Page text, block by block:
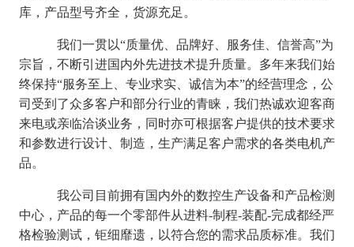
库，产品型号齐全，货源充足。
我们一贯以“质量优、品牌好、服务佳、信誉高”为
宗旨，不断引进国内外先进技术提升质量。多年来我们始
终保持“服务至上、专业求实、诚信为本”的经营理念，公
司受到了众多客户和部分行业的青睐，我们热诚欢迎客商
来电或亲临洽谈业务，同时亦可根据客户提供的技术要求
和参数进行设计、制造，生产满足客户需求的各类电机产
品。
我公司目前拥有国内外的数控生产设备和产品检测
中心，产品的每一个零部件从进料-制程-装配-完成都经严
格检验测试，钜细靡遗，以符合您的需求品质标准。我们